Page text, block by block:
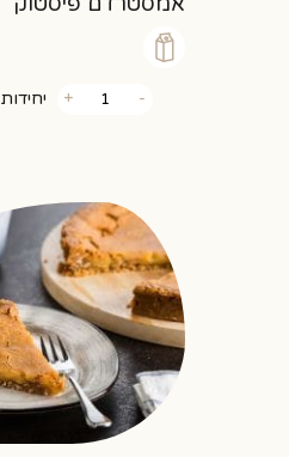
-של
+ יחידות